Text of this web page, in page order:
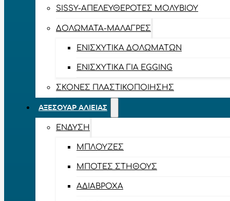
SISSY-ΑΠΕΛΕΥΘΕΡΟΤΈΣ ΜΟΛΥΒΙΟΎ
ΔΟΛΏΜΑΤΑ-ΜΑΛΆΓΡΕΣ
ΕΝΙΣΧΥΤΙΚΆ ΔΟΛΩΜΆΤΩΝ
ΕΝΙΣΧΥΤΙΚΆ ΓΙΑ EGGING
ΣΚΌΝΕΣ ΠΛΑΣΤΙΚΟΠΟΊΗΣΗΣ
ΑΞΕΣΟΥΆΡ ΑΛΙΕΊΑΣ
ΈΝΔΥΣΗ
ΜΠΛΟΎΖΕΣ
ΜΠΌΤΕΣ ΣΤΉΘΟΥΣ
ΑΔΙΆΒΡΟΧΑ